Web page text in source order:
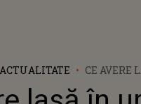
ACTUALITATE
CE AVERE
CINE O